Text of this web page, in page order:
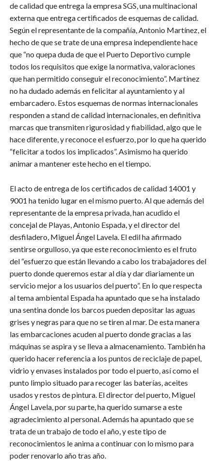
de calidad que entrega la empresa SGS, una multinacional
externa que entrega certificados de esquemas de calidad.
Según el representante de la compañía, Antonio Martínez, el
hecho de que se trate de una empresa independiente hace
que “no quepa duda de que el Puerto Deportivo cumple
todos los requisitos que exige la normativa, valoraciones
que han permitido conseguir el reconocimiento”. Martínez
no ha dudado además en felicitar al ayuntamiento y al
embarcadero. Estos esquemas de normas internacionales
responden a stand de calidad internacionales, en definitiva
marcas que transmiten rigurosidad y fiabilidad, algo que le
hace diferente, y reconoce el esfuerzo, por lo que ha querido
“felicitar a todos los implicados”. Asimismo ha querido
animar a mantener este hecho en el tiempo.
El acto de entrega de los certificados de calidad 14001 y
9001 ha tenido lugar en el mismo puerto. Al que además del
representante de la empresa privada, han acudido el
concejal de Playas, Antonio Espada, y el director del
desfiladero, Miguel Ángel Lavela. El edil ha afirmado
sentirse orgulloso, ya que este reconocimiento es el fruto
del “esfuerzo que están llevando a cabo los trabajadores del
puerto donde queremos estar al día y dar diariamente un
servicio mejor a los usuarios del puerto”. En lo que respecta
al tema ambiental Espada ha apuntado que se ha instalado
una sentina donde los barcos pueden depositar las aguas
grises y negras para que no se tiren al mar. De esta manera
las embarcaciones acuden al puerto donde gracias a las
máquinas se aspira y se lleva a almacenamiento. También ha
querido hacer referencia a los puntos de reciclaje de papel,
vidrio y envases instalados por todo el puerto, así como el
punto limpio situado para recoger las baterías, aceites
usados y restos de pintura. El director del puerto, Miguel
Ángel Lavela, por su parte, ha querido sumarse a este
agradecimiento al personal. Además ha apuntado que se
trata de un trabajo de todo el año, y este tipo de
reconocimientos le anima a continuar con lo mismo para
poder renovarlo año tras año.